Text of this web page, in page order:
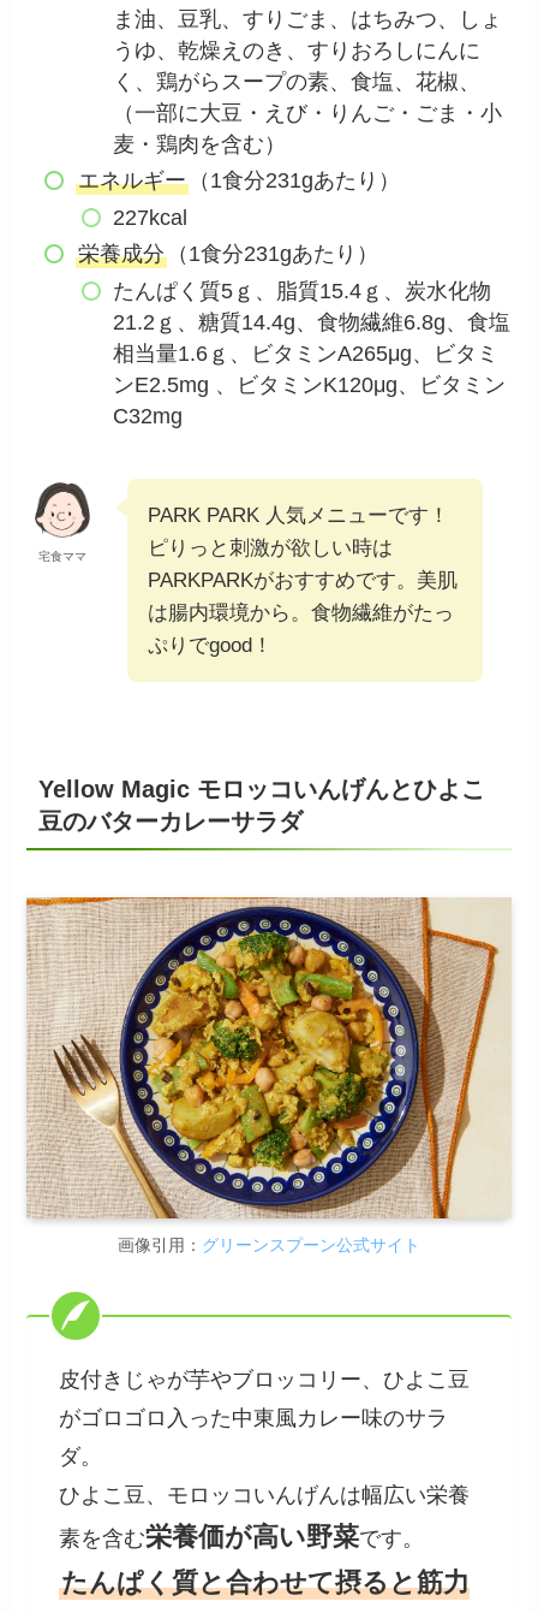
ま油、豆乳、すりごま、はちみつ、しょ
うゆ、乾燥えのき、すりおろしにんに
く、鶏がらスープの素、食塩、花椒、
（一部に大豆・えび・りんご・ごま・小
麦・鶏肉を含む）
エネルギー（1食分231gあたり）
227kcal
栄養成分（1食分231gあたり）
たんぱく質5ｇ、脂質15.4ｇ、炭水化物
21.2ｇ、糖質14.4g、食物繊維6.8g、食塩
相当量1.6ｇ、ビタミンA265μg、ビタミ
ンE2.5mg 、ビタミンK120μg、ビタミン
C32mg
宅食ママ
PARK PARK 人気メニューです！
ピりっと刺激が欲しい時は
PARKPARKがおすすめです。美肌
は腸内環境から。食物繊維がたっ
ぷりでgood！
Yellow Magic モロッコいんげんとひよこ
豆のバターカレーサラダ
画像引用： グリーンスプーン公式サイト
皮付きじゃが芋やブロッコリー、ひよこ豆
がゴロゴロ入った中東風カレー味のサラ
ダ。
ひよこ豆、モロッコいんげんは幅広い栄養
素を含む栄養価が高い野菜です。
たんぱく質と合わせて摂ると筋力